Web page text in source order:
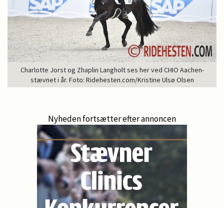
Charlotte Jorst og Zhaplin Langholt ses her ved CHIO Aachen-
stævnet i år. Foto: Ridehesten.com/Kristine Ulsø Olsen
Nyheden fortsætter efter annoncen